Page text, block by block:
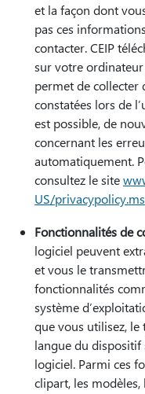
et la façon dont
pas ces
contacter. CEIP
sur votre
permet de collecter
constatées lors de
est possible, de
concernant les
automatiquement.
consultez le site
US/
Fonctionnalités de
logiciel peuvent
et vous le
fonctionnalités
système
que vous utilisez,
langue du dispositif
logiciel. Parmi ces
clipart, les modèles,